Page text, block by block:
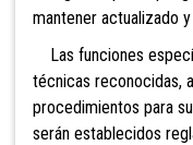
mantener actualizado
Las funciones
técnicas reconocidas,
procedimientos para
serán establecidos